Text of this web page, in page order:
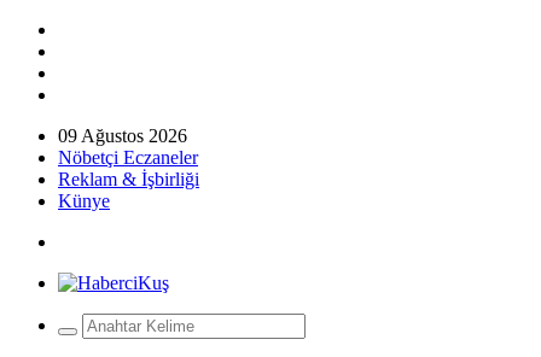
09 Ağustos 2026
Nöbetçi Eczaneler
Reklam & İşbirliği
Künye